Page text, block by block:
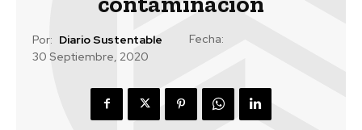
Por: Diario Sustentable
Fecha:
30 Septiembre, 2020